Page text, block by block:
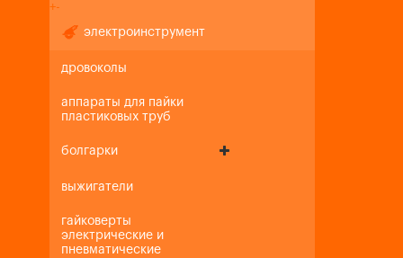
+-
электроинструмент
дровоколы
аппараты для пайки
пластиковых труб
болгарки
выжигатели
гайковерты
электрические и
пневматические